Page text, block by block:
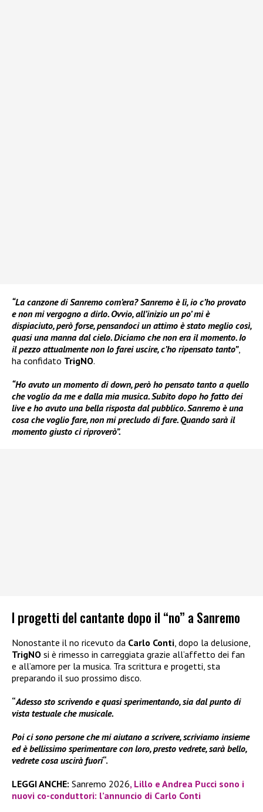
“La canzone di Sanremo com’era? Sanremo è lì, io c’ho provato
e non mi vergogno a dirlo. Ovvio, all’inizio un po’ mi è
dispiaciuto, però forse, pensandoci un attimo è stato meglio così,
quasi una manna dal cielo. Diciamo che non era il momento. Io
il pezzo attualmente non lo farei uscire, c’ho ripensato tanto”,
ha confidato TrigNO.
“Ho avuto un momento di down, però ho pensato tanto a quello
che voglio da me e dalla mia musica. Subito dopo ho fatto dei
live e ho avuto una bella risposta dal pubblico. Sanremo è una
cosa che voglio fare, non mi precludo di fare. Quando sarà il
momento giusto ci riproverò”.
I progetti del cantante dopo il “no” a Sanremo
Nonostante il no ricevuto da Carlo Conti , dopo la delusione,
TrigNO si è rimesso in carreggiata grazie all’affetto dei fan
e all’amore per la musica. Tra scrittura e progetti, sta
preparando il suo prossimo disco.
“Adesso sto scrivendo e quasi sperimentando, sia dal punto di
vista testuale che musicale.
Poi ci sono persone che mi aiutano a scrivere, scriviamo insieme
ed è bellissimo sperimentare con loro, presto vedrete, sarà bello,
vedrete cosa uscirà fuori“.
LEGGI ANCHE: Sanremo 2026, Lillo e Andrea Pucci sono i
nuovi co-conduttori: l’annuncio di Carlo Conti